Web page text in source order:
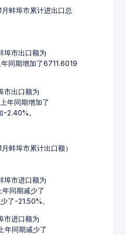
蚌埠市累计进出口总
埠市出口额为
同期增加了6711.6019
市出口额为
年同期增加了
2.40%。
蚌埠市累计出口额）
埠市进口额为
同期减少了
了-21.50%。
市进口额为
年同期减少了